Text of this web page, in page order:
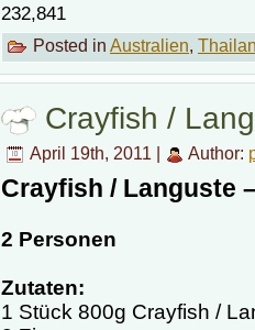
232,841
Posted in Australien,
Crayfish /
April 19th, 2011 | Author:
Crayfish / Languste
2 Personen
Zutaten:
1 Stück 800g Crayfish /